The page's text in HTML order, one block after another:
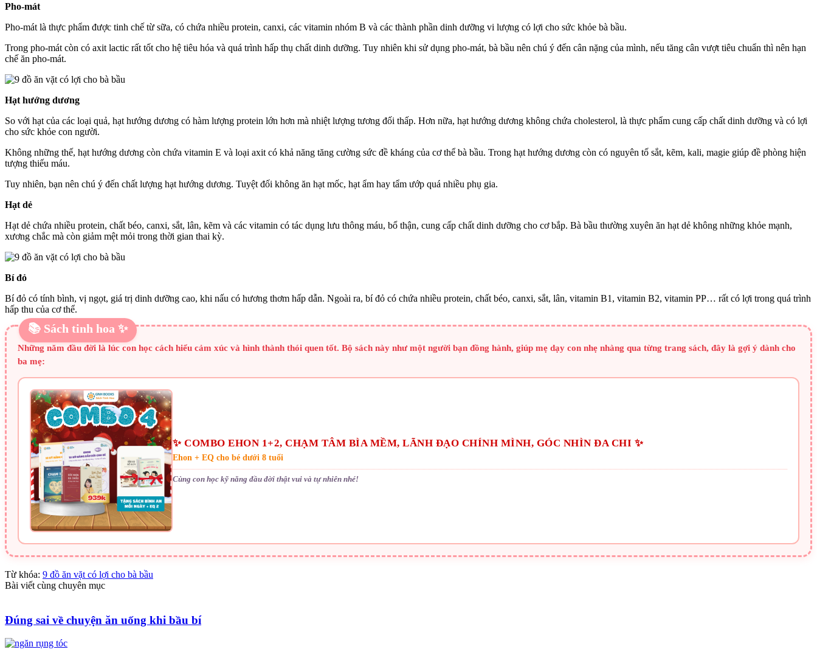
Pho-mát
Pho-mát là thực phẩm được tinh chế từ sữa, có chứa nhiều protein, canxi, các vitamin nhóm B và các thành phần dinh dưỡng vi lượng có lợi cho sức khỏe bà bầu.
Trong pho-mát còn có axit lactic rất tốt cho hệ tiêu hóa và quá trình hấp thụ chất dinh dưỡng. Tuy nhiên khi sử dụng pho-mát, bà bầu nên chú ý đến cân nặng của mình, nếu tăng cân vượt tiêu chuẩn thì nên hạn
chế ăn pho-mát.
Hạt hướng dương
So với hạt của các loại quả, hạt hướng dương có hàm lượng protein lớn hơn mà nhiệt lượng tương đối thấp. Hơn nữa, hạt hướng dương không chứa cholesterol, là thực phẩm cung cấp chất dinh dưỡng và có lợi
cho sức khỏe con người.
Không những thế, hạt hướng dương còn chứa vitamin E và loại axit có khả năng tăng cường sức đề kháng của cơ thể bà bầu. Trong hạt hướng dương còn có nguyên tố sắt, kẽm, kali, magie giúp đề phòng hiện
tượng thiếu máu.
Tuy nhiên, bạn nên chú ý đến chất lượng hạt hướng dương. Tuyệt đối không ăn hạt mốc, hạt ẩm hay tẩm ướp quá nhiều phụ gia.
Hạt dẻ
Hạt dẻ chứa nhiều protein, chất béo, canxi, sắt, lân, kẽm và các vitamin có tác dụng lưu thông máu, bổ thận, cung cấp chất dinh dưỡng cho cơ bắp. Bà bầu thường xuyên ăn hạt dẻ không những khỏe mạnh,
xương chắc mà còn giảm mệt mỏi trong thời gian thai kỳ.
Bí đỏ
Bí đỏ có tính bình, vị ngọt, giá trị dinh dưỡng cao, khi nấu có hương thơm hấp dẫn. Ngoài ra, bí đỏ có chứa nhiều protein, chất béo, canxi, sắt, lân, vitamin B1, vitamin B2, vitamin PP… rất có lợi trong quá trình
hấp thu của cơ thể.
📚 Sách tinh hoa ✨
Những năm đầu đời là lúc con học cách hiểu cảm xúc và hình thành thói quen tốt. Bộ sách này như một người bạn đồng hành, giúp mẹ dạy con nhẹ nhàng qua từng trang sách, đây là gợi ý dành cho
ba mẹ:
✨ COMBO EHON 1+2, CHẠM TÂM BÌA MỀM, LÃNH ĐẠO CHÍNH MÌNH, GÓC NHÌN ĐA CHI ✨
Ehon + EQ cho bé dưới 8 tuổi
Cùng con học kỹ năng đầu đời thật vui và tự nhiên nhé!
Từ khóa: 9 đồ ăn vặt có lợi cho bà bầu
Bài viết cùng chuyên mục
Đúng sai về chuyện ăn uống khi bầu bí